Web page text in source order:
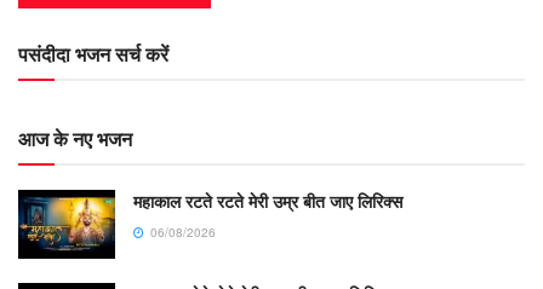
पसंदीदा भजन सर्च करें
आज के नए भजन
महाकाल रटते रटते मेरी उम्र बीत जाए लिरिक्स
06/08/2026